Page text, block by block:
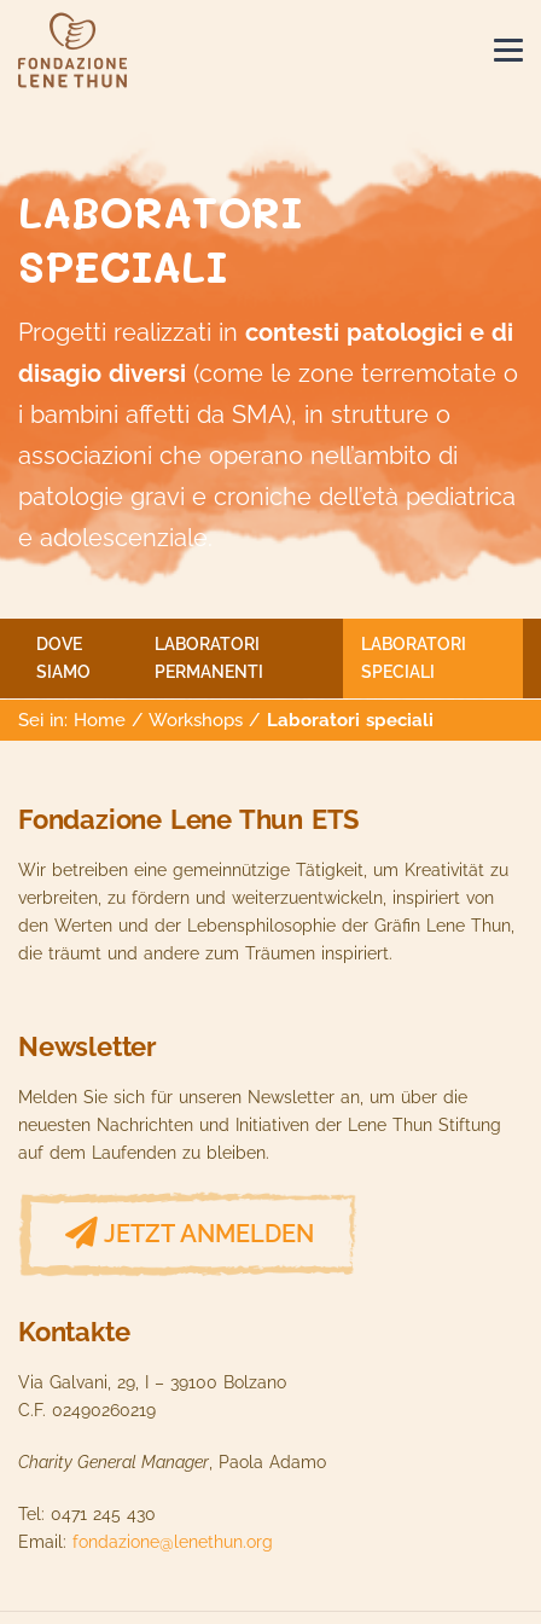
LABORATORI
SPECIALI
Progetti realizzati in contesti patologici e di
disagio diversi (come le zone terremotate o
i bambini affetti da SMA), in strutture o
associazioni che operano nell’ambito di
patologie gravi e croniche dell’età pediatrica
e adolescenziale.
DOVE
SIAMO
LABORATORI
PERMANENTI
LABORATORI
SPECIALI
Sei in: Home / Workshops / Laboratori speciali
Fondazione Lene Thun ETS
Wir betreiben eine gemeinnützige Tätigkeit, um Kreativität zu
verbreiten, zu fördern und weiterzuentwickeln, inspiriert von
den Werten und der Lebensphilosophie der Gräfin Lene Thun,
die träumt und andere zum Träumen inspiriert.
Newsletter
Melden Sie sich für unseren Newsletter an, um über die
neuesten Nachrichten und Initiativen der Lene Thun Stiftung
auf dem Laufenden zu bleiben.
JETZT ANMELDEN
Kontakte
Via Galvani, 29, I – 39100 Bolzano
C.F. 02490260219
Charity General Manager , Paola Adamo
Tel: 0471 245 430
Email: fondazione@lenethun.org